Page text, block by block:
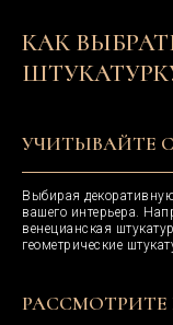
КАК
УЧИТЫВАЙТЕ
Выбирая
вашего интерьера.
венецианская
геометрические
+7 (993) 469-03-66
г. Москва, ул. Нижняя